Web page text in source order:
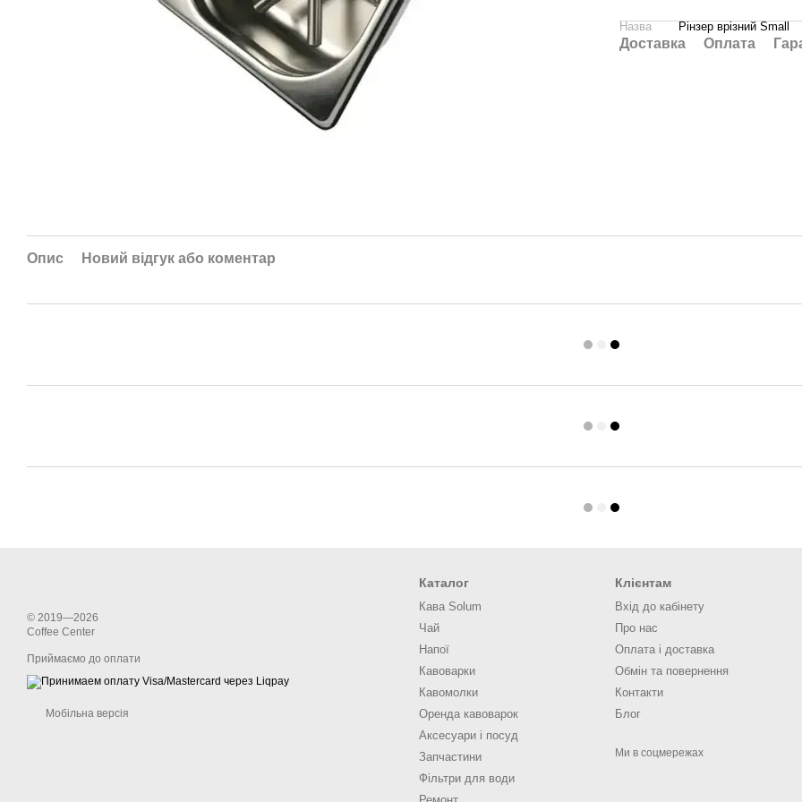
Назва Рінзер врізний Small
Доставка Оплата
Опис Новий відгук або коментар
© 2019—2026
Coffee Center
Приймаємо до оплати
Мобільна версія
Каталог
Кава Solum
Чай
Напої
Кавоварки
Кавомолки
Оренда кавоварок
Аксесуари і посуд
Запчастини
Фільтри для води
Клієнтам
Вхід до кабінету
Про нас
Оплата і доставка
Обмін та повернення
Контакти
Блог
Ми в соцмережах